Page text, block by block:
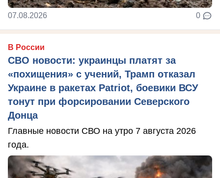
07.08.2026 0
В России
СВО новости: украинцы платят за
«похищения» с учений, Трамп отказал
Украине в ракетах Patriot, боевики ВСУ
тонут при форсировании Северского
Донца
Главные новости СВО на утро 7 августа 2026
года.